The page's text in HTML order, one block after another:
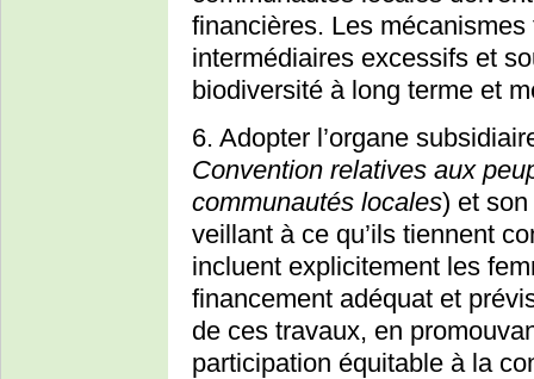
financières. Les
intermédiaires excessifs et
biodiversité à long terme et
6. Adopter l’organe
Convention relatives aux
communautés locales) et
veillant à ce qu’ils tiennent
incluent explicitement les
financement adéquat et
de ces travaux, en
participation équitable à la